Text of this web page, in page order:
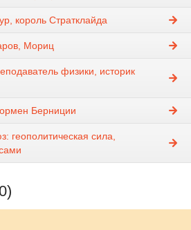
король Стратклайда
Мориц
физики, историк
Берниции
геополитическая сила,